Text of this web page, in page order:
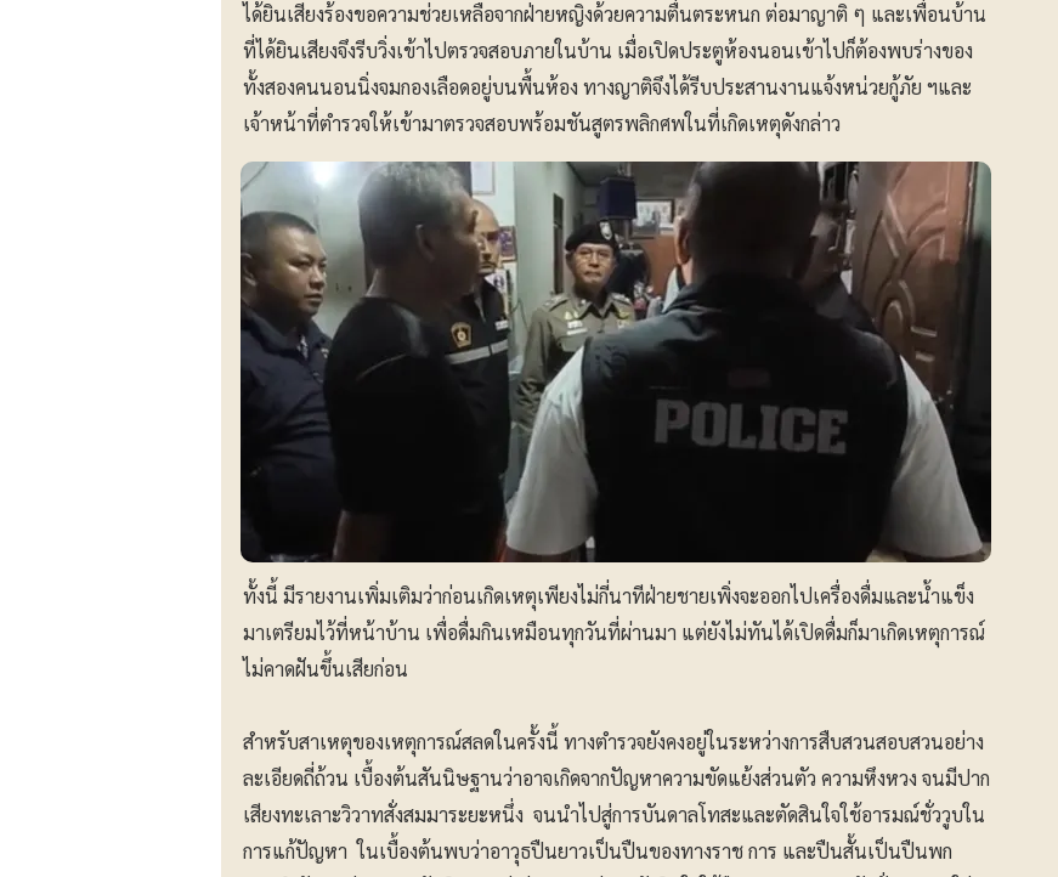
ได้ยินเสียงร้องขอความช่วยเหลือจากฝ่ายหญิงด้วยความตื่นตระหนก ต่อมาญาติ ๆ และเพื่อนบ้าน
ที่ได้ยินเสียงจึงรีบวิ่งเข้าไปตรวจสอบภายในบ้าน เมื่อเปิดประตูห้องนอนเข้าไปก็ต้องพบร่างของ
ทั้งสองคนนอนนิ่งจมกองเลือดอยู่บนพื้นห้อง ทางญาติจึงได้รีบประสานงานแจ้งหน่วยกู้ภัย ฯและ
เจ้าหน้าที่ตำรวจให้เข้ามาตรวจสอบพร้อมชันสูตรพลิกศพในที่เกิดเหตุดังกล่าว
ทั้งนี้ มีรายงานเพิ่มเติมว่าก่อนเกิดเหตุเพียงไม่กี่นาทีฝ่ายชายเพิ่งจะออกไปเครื่องดื่มและน้ำแข็ง
มาเตรียมไว้ที่หน้าบ้าน เพื่อดื่มกินเหมือนทุกวันที่ผ่านมา แต่ยังไม่ทันได้เปิดดื่มก็มาเกิดเหตุการณ์
ไม่คาดฝันขึ้นเสียก่อน
สำหรับสาเหตุของเหตุการณ์สลดในครั้งนี้ ทางตำรวจยังคงอยู่ในระหว่างการสืบสวนสอบสวนอย่าง
ละเอียดถี่ถ้วน เบื้องต้นสันนิษฐานว่าอาจเกิดจากปัญหาความขัดแย้งส่วนตัว ความหึงหวง จนมีปาก
เสียงทะเลาะวิวาทสั่งสมมาระยะหนึ่ง จนนำไปสู่การบันดาลโทสะและตัดสินใจใช้อารมณ์ชั่ววูบใน
การแก้ปัญหา ในเบื้องต้นพบว่าอาวุธปืนยาวเป็นปืนของทางราช การ และปืนสั้นเป็นปืนพก